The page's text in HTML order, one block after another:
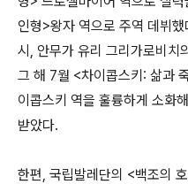
인형>왕자 역으로 주역 데뷔
시, 안무가 유리 그리가로비치
그 해 7월 <차이콥스키: 삶과
이콥스키 역을 훌륭하게 소화
받았다.
한편, 국립발레단의 <백조의